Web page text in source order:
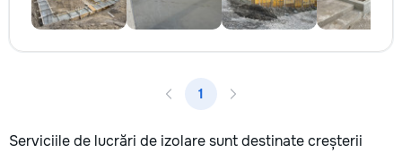
1
Serviciile de lucrări de izolare sunt destinate creșterii